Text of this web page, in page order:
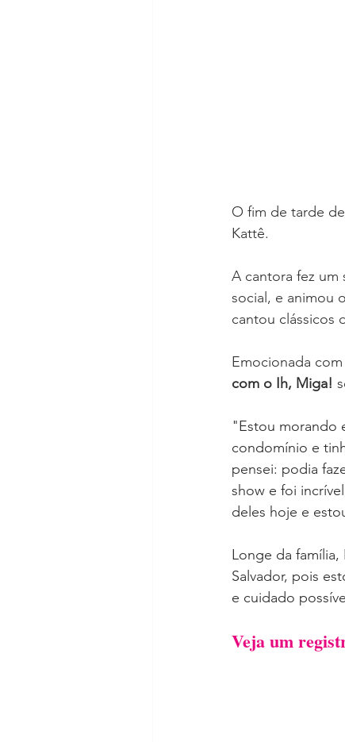
O fim de tarde
Kattê.
A cantora fez
social, e animou
cantou clássicos
Emocionada
com o Ih, Miga!
"Estou morando
condomínio e
pensei: podia
show e foi
deles hoje e
Longe da
Salvador, pois
e cuidado
Veja um